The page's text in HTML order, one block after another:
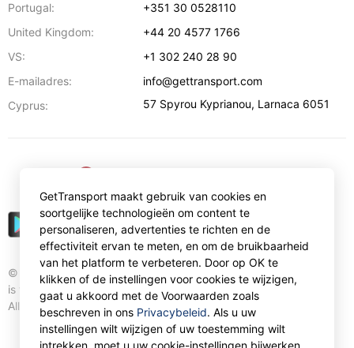
Portugal:
+351 30 0528110
United Kingdom:
+44 20 4577 1766
VS:
+1 302 240 28 90
E-mailadres:
info@gettransport.com
Cyprus:
57 Spyrou Kyprianou, Larnaca 6051
© Gettransport International Limited. GetTransport®
is trademark of Gettransport International Limited.
All rights reserved.
GetTransport maakt gebruik van cookies en
soortgelijke technologieën om content te
personaliseren, advertenties te richten en de
effectiviteit ervan te meten, en om de bruikbaarheid
van het platform te verbeteren. Door op OK te
klikken of de instellingen voor cookies te wijzigen,
gaat u akkoord met de Voorwaarden zoals
beschreven in ons Privacybeleid. Als u uw
instellingen wilt wijzigen of uw toestemming wilt
intrekken, moet u uw cookie-instellingen bijwerken.